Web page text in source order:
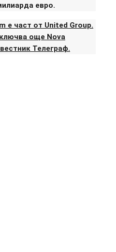
евро.
е част от United Group.
още Nova
Телеграф.